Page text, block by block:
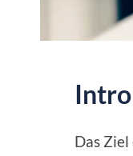
Intro
Das